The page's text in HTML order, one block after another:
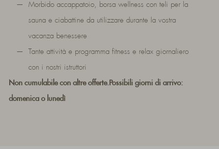
Morbido accappatoio, borsa wellness con teli per la
sauna e ciabattine da utilizzare durante la vostra
vacanza benessere
Tante attività e programma fitness e relax giornaliero
con i nostri istruttori
Non cumulabile con altre offerte.Possibili giorni di arrivo:
domenica o lunedì